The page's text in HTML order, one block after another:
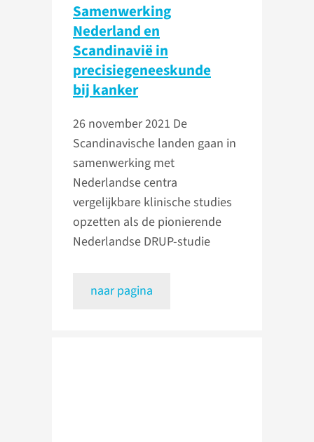
Samenwerking
Nederland en
Scandinavië in
precisiegeneeskunde
bij kanker
26 november 2021 De
Scandinavische landen gaan in
samenwerking met
Nederlandse centra
vergelijkbare klinische studies
opzetten als de pionierende
Nederlandse DRUP-studie
naar pagina